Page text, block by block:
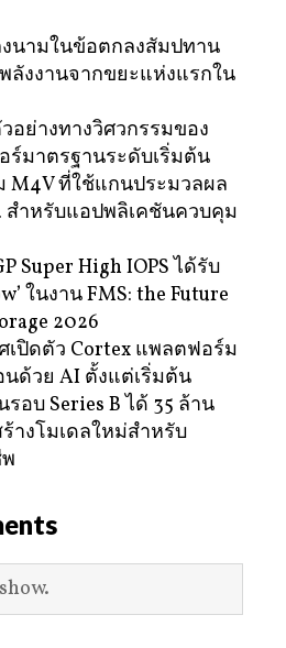
งนามในข้อตกลงสัมปทาน
ลังงานจากขยะแห่งแรกใน
อย่างทางวิศวกรรมของ
ร์มาตรฐานระดับเริ่มต้น
M4V ที่ใช้แกนประมวลผล
สำหรับแอปพลิเคชันควบคุม
Super High IOPS ได้รับ
ในงาน FMS: the Future
2026
เปิดตัว Cortex แพลตฟอร์ม
ด้วย AI ตั้งแต่เริ่มต้น
บ Series B ได้ 35 ล้าน
างโมเดลใหม่สำหรับ